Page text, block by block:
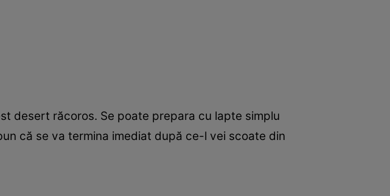
desert răcoros. Se poate prepara cu lapte simplu
că se va termina imediat după ce-l vei scoate din